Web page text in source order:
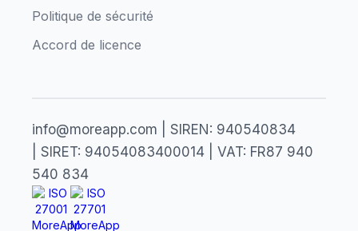
Politique de sécurité
Accord de licence
info@moreapp.com | SIREN: 940540834
| SIRET: 94054083400014 | VAT: FR87 940
540 834